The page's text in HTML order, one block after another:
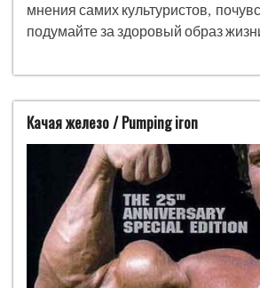
мнения самих культуристов,
подумайте за здоровый образ
Качая железо / Pumping iron